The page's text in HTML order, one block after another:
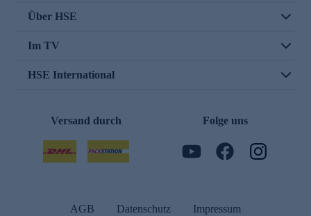
Über HSE
Im TV
HSE International
Versand durch Folge uns
AGB Datenschutz Impressum